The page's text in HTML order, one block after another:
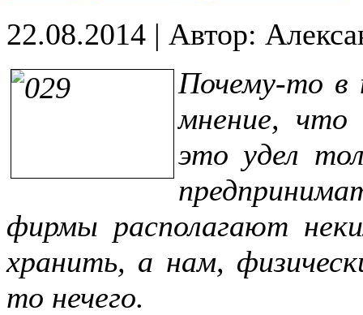
22.08.2014 | Автор:
Почему-то в
мнение, что
это удел
фирмы располагают
хранить, а нам,
то нечего.